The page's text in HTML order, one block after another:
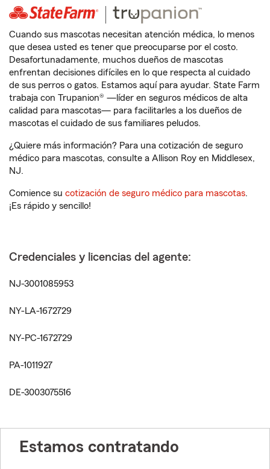
Cuando sus mascotas necesitan atención médica, lo menos
que desea usted es tener que preocuparse por el costo.
Desafortunadamente, muchos dueños de mascotas
enfrentan decisiones difíciles en lo que respecta al cuidado
de sus perros o gatos. Estamos aquí para ayudar. State Farm
trabaja con Trupanion® —líder en seguros médicos de alta
calidad para mascotas— para facilitarles a los dueños de
mascotas el cuidado de sus familiares peludos.
¿Quiere más información? Para una cotización de seguro
médico para mascotas, consulte a Allison Roy en Middlesex,
NJ.
Comience su cotización de seguro médico para mascotas.
¡Es rápido y sencillo!
Credenciales y licencias del agente:
NJ-3001085953
NY-LA-1672729
NY-PC-1672729
PA-1011927
DE-3003075516
Estamos contratando